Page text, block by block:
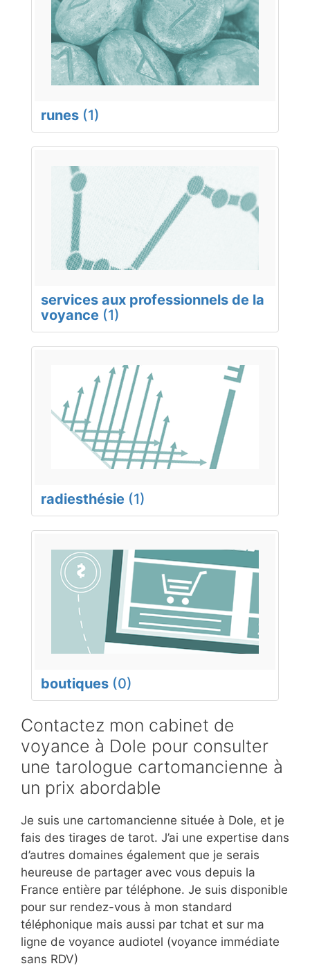
runes (1)
services aux professionnels de la
voyance (1)
radiesthésie (1)
boutiques (0)
Contactez mon cabinet de
voyance à Dole pour consulter
une tarologue cartomancienne à
un prix abordable
Je suis une cartomancienne située à Dole, et je
fais des tirages de tarot. J’ai une expertise dans
d’autres domaines également que je serais
heureuse de partager avec vous depuis la
France entière par téléphone. Je suis disponible
pour sur rendez-vous à mon standard
téléphonique mais aussi par tchat et sur ma
ligne de voyance audiotel (voyance immédiate
sans RDV)